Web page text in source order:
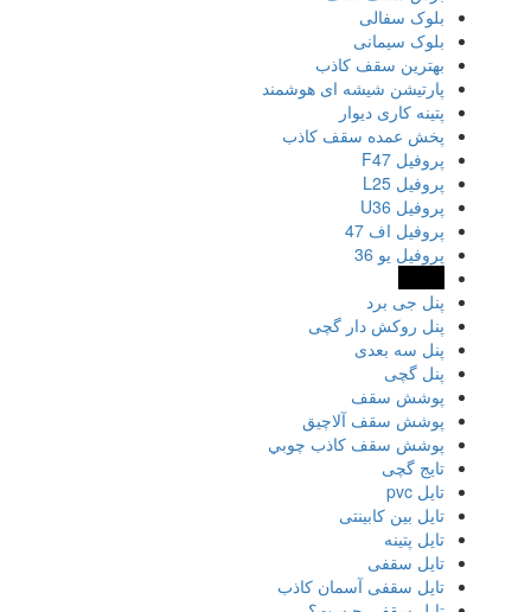
بلوک سفالی
بلوک سیمانی
بهترین سقف کاذب
پارتیشن شیشه ای هوشمند
پتینه کاری دیوار
پخش عمده سقف کاذب
پروفیل F47
پروفیل L25
پروفیل U36
پروفیل اف 47
پروفیل یو 36
پنل جی برد
پنل روکش دار گچی
پنل سه بعدی
پنل گچی
پوشش سقف
پوشش سقف آلاچیق
پوشش سقف كاذب چوبي
تایج گچی
تایل pvc
تایل بین کابینتی
تایل پتینه
تایل سقفی
تایل سقفی آسمان کاذب